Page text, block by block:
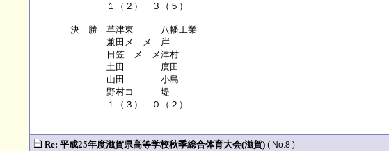
１（２） ３（５）
決 勝 草津東 八幡工業
兼田メ メ 岸
日笠 メ メ津村
土田 廣田
山田 小島
野村コ 堤
１（３） ０（２）
Re: 平成25年度滋賀県高等学校秋季総合体育大会(滋賀) ( No.8 )